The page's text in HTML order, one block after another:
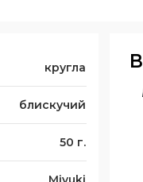
кругла
блискучий
50 г.